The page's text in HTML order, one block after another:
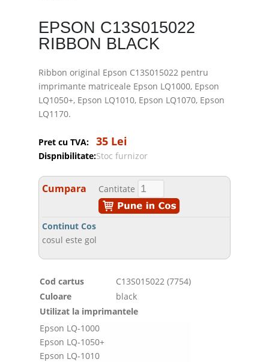
EPSON C13S015022
RIBBON BLACK
Ribbon original Epson C13S015022 pentru
imprimante matriceale Epson LQ1000, Epson
LQ1050+, Epson LQ1010, Epson LQ1070, Epson
LQ1170.
Pret cu TVA: 35 Lei
Dispnibilitate:Stoc furnizor
Cumpara Cantitate
Continut Cos
cosul este gol
Cod cartus
C13S015022 (7754)
Culoare
black
Utilizat la imprimantele
Epson LQ-1000
Epson LQ-1050+
Epson LQ-1010